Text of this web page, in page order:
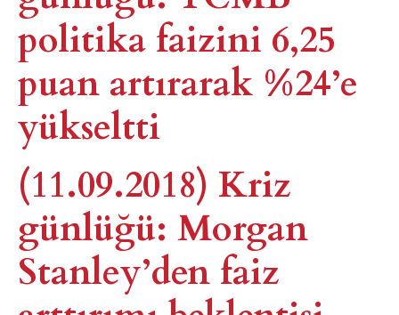
politika faizini 6,25
puan artırarak %24’e
yükseltti
(11.09.2018) Kriz
günlüğü: Morgan
Stanley’den faiz